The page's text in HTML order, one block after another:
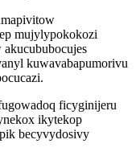
mujylypokokozi
kuwavabapumorivu
ficyginijeru
ikytekop
becyvydosivy